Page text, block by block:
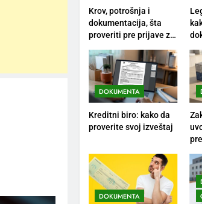
Krov, potrošnja i
dokumentacija, šta
proveriti pre prijave za
DOKUMENTA
Kreditni biro: kako da
proverite svoj izveštaj
DOKUMENTA